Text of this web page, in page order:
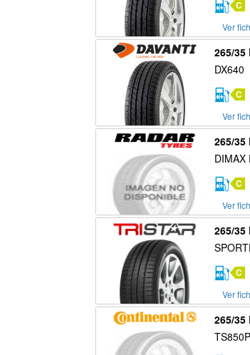
C
Ver
265/35
DX640
C
Ver
265/35
DIMAX
C
Ver
265/35
C
Ver
265/35
TS850P